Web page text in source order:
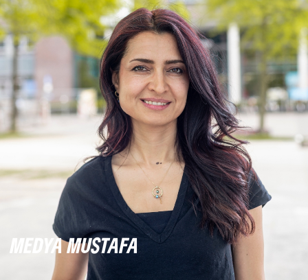
MEDYA MUSTAFA